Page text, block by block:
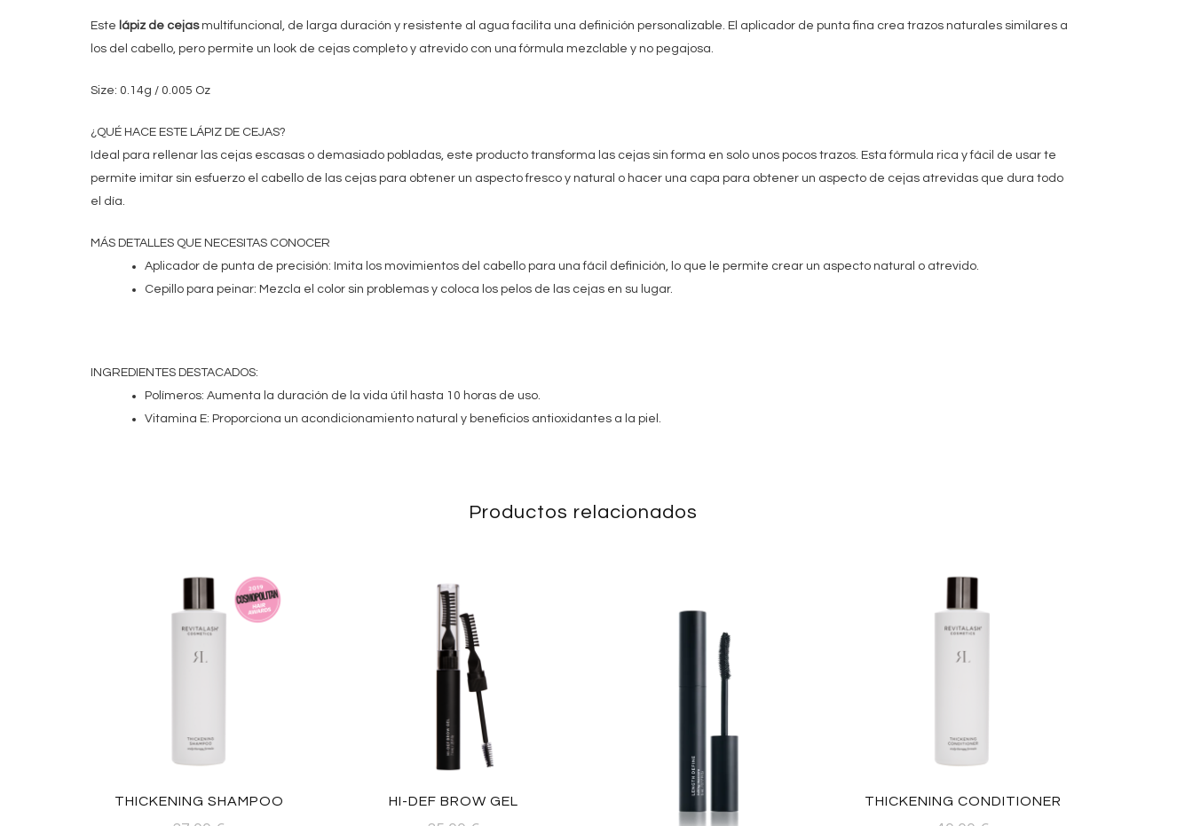
Este lápiz de cejasmultifuncional, de larga duración y resistente al agua facilita una definición personalizable. El aplicador de punta fina crea trazos naturales similares a
los del cabello, pero permite un look de cejas completo y atrevido con una fórmula mezclable y no pegajosa.
Size: 0.14g / 0.005 Oz
¿QUÉ HACE ESTE LÁPIZ DE CEJAS?
Ideal para rellenar las cejas escasas o demasiado pobladas, este producto transforma las cejas sin forma en solo unos pocos trazos. Esta fórmula rica y fácil de usar te
permite imitar sin esfuerzo el cabello de las cejas para obtener un aspecto fresco y natural o hacer una capa para obtener un aspecto de cejas atrevidas que dura todo
el día.
MÁS DETALLES QUE NECESITAS CONOCER
Aplicador de punta de precisión: Imita los movimientos del cabello para una fácil definición, lo que le permite crear un aspecto natural o atrevido.
Cepillo para peinar: Mezcla el color sin problemas y coloca los pelos de las cejas en su lugar.
INGREDIENTES DESTACADOS:
Polímeros: Aumenta la duración de la vida útil hasta 10 horas de uso.
Vitamina E: Proporciona un acondicionamiento natural y beneficios antioxidantes a la piel.
Productos relacionados
THICKENING SHAMPOO HI-DEF BROW GEL THICKENING CONDITIONER